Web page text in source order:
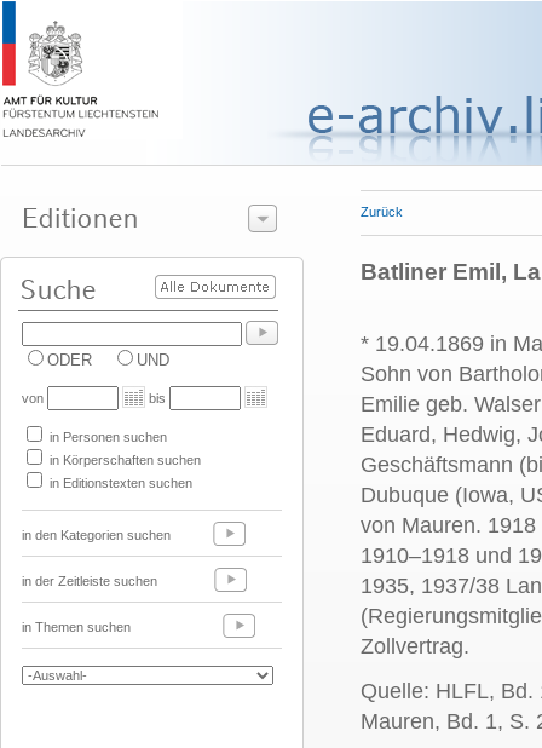
ODER UND
von bis
in Personen suchen
in Körperschaften suchen
in Editionstexten suchen
in den Kategorien suchen
in der Zeitleiste suchen
in Themen suchen
Zurück
Batliner Emil,
* 19.04.1869 in
Sohn von
Emilie geb.
Eduard, Hedwig,
Geschäftsmann
Dubuque (Iowa,
von Mauren.
1910–1918 und
1935, 1937/38
Zollvertrag.
Quelle: HLFL,
Mauren, Bd. 1, S.